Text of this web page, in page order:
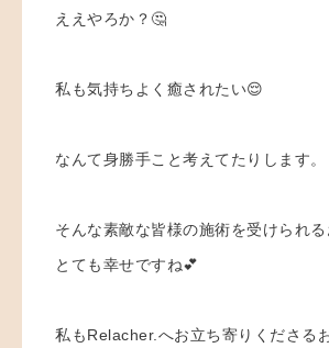
ええやろか？🤔
私も気持ちよく癒されたい😌
なんて身勝手こと考えてたりします。
そんな素敵な皆様の施術を受けられ
とても幸せですね💕
私もRelacher.へお立ち寄りくださる